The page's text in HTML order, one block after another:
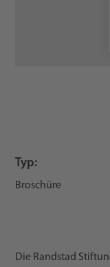
Typ:
Broschüre
Die Randstad